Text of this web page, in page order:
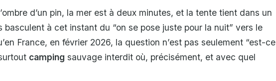
d’un pin, la mer est à deux minutes, et la tente tient dans un
basculent à cet instant du “on se pose juste pour la nuit” vers le
France, en février 2026, la question n’est pas seulement “est-ce
camping sauvage interdit où, précisément, et avec quel